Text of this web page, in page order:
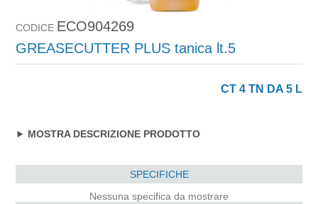
CODICE ECO904269
GREASECUTTER PLUS tanica lt.5
CT 4 TN DA 5 L
MOSTRA DESCRIZIONE PRODOTTO
SPECIFICHE
Nessuna specifica da mostrare